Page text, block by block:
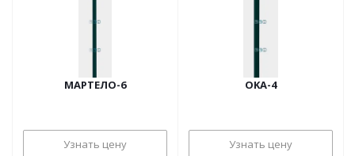
МАРТЕЛО-6
Узнать цену
OKA-4
Узнать цену